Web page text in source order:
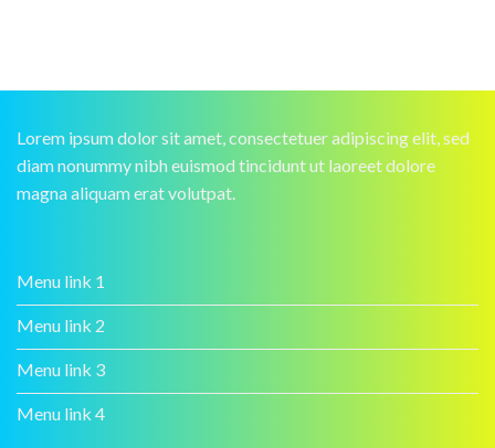
Lorem ipsum dolor sit amet, consectetuer adipiscing elit, sed
diam nonummy nibh euismod tincidunt ut laoreet dolore
magna aliquam erat volutpat.
Menu link 1
Menu link 2
Menu link 3
Menu link 4